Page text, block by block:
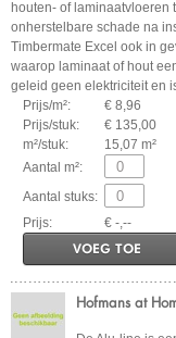
houten- of laminaatvloeren
onherstelbare schade na
Timbermate Excel ook in
waarop laminaat of hout
geleid geen elektriciteit en
Prijs/m²:
€ 8,96
Prijs/stuk:
€ 135,00
m²/stuk:
15,07 m²
Aantal m²:
Aantal stuks:
Prijs:
€ -,--
VOEG TOE
Hofmans at